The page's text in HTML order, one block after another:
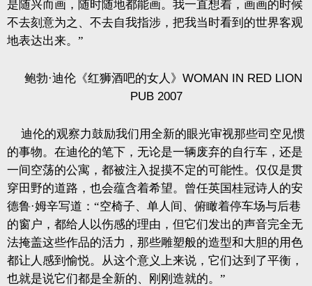
是随兴而画，随时随地都能画。我一直想着，画画的时候
不去刻意为之、不去自我指涉，把我当时看到的世界客观
地表达出来。”
鲍勃·迪伦《红狮酒吧的女人》 WOMAN IN RED LION
PUB 2007
迪伦的观察力鼓励我们用全新的眼光审视那些司空见惯
的事物。在迪伦的笔下，无论是一辆废弃的自行车，还是
一间空荡的公寓，都被注入捉摸不定的可能性。仅仅是贯
穿田野的道路，也会蕴含着希望。曾任英国桂冠诗人的安
德鲁·姆辛写道：“空椅子、单人间、俯瞰着停车场与后巷
的窗户，都给人以伤感的理由，但它们发出的声音完全无
法掩盖这些作品的活力，那些雕塑般的造型和大胆的用色
都让人感到愉悦。从这个意义上来说，它们达到了平衡，
也就是说它们都是全新的、刚刚造就的。”